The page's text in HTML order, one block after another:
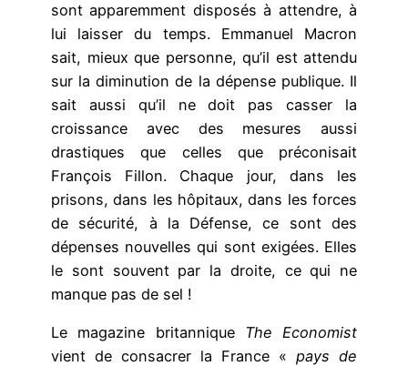
sont apparemment disposés à attendre, à
lui laisser du temps. Emmanuel Macron
sait, mieux que personne, qu’il est attendu
sur la diminution de la dépense publique. Il
sait aussi qu’il ne doit pas casser la
croissance avec des mesures aussi
drastiques que celles que préconisait
François Fillon. Chaque jour, dans les
prisons, dans les hôpitaux, dans les forces
de sécurité, à la Défense, ce sont des
dépenses nouvelles qui sont exigées. Elles
le sont souvent par la droite, ce qui ne
manque pas de sel !
Le magazine britannique
The Economist
vient de consacrer la France « pays de